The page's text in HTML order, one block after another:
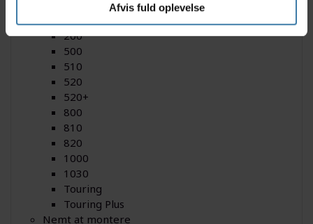
Afvis fuld oplevelse
130
200
500
510
520
520+
800
810
820
1000
1030
Touring
Touring Plus
Nemt at montere